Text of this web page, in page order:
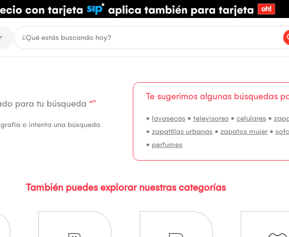
para tu búsqueda “”
o intenta una búsqueda
Te sugerimos algunas búsquedas
• lavasecas • televisores • celulares •
• zapatillas urbanas • zapatos mujer •
• perfumes
También puedes explorar nuestras categorías